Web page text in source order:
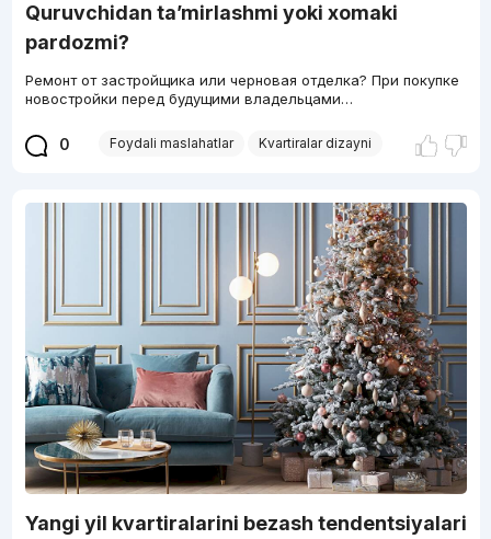
Quruvchidan ta’mirlashmi yoki xomaki
pardozmi?
Ремонт от застройщика или черновая отделка? При покупке
новостройки перед будущими владельцами…
0 Foydali maslahatlar Kvartiralar dizayni
Yangi yil kvartiralarini bezash tendentsiyalari